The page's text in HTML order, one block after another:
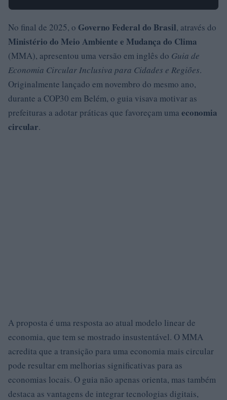
No final de 2025, o Governo Federal do Brasil, através do
Ministério do Meio Ambiente e Mudança do Clima
(MMA), apresentou uma versão em inglês do Guia de
Economia Circular Inclusiva para Cidades e Regiões.
Originalmente lançado em novembro do mesmo ano,
durante a COP30 em Belém, o guia visava motivar as
prefeituras a adotar práticas que favoreçam uma economia
circular.
A proposta é uma resposta ao atual modelo linear de
economia, que tem se mostrado insustentável. O MMA
acredita que a transição para uma economia mais circular
pode resultar em melhorias significativas para as
economias locais. O guia não apenas orienta, mas também
destaca as vantagens de integrar tecnologias digitais,